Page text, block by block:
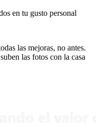
en tu gusto personal
las mejoras, no antes.
las fotos con la casa